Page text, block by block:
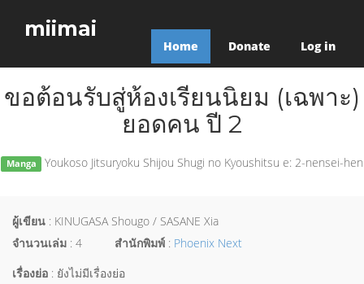
miimai
Home Donate Log in
ขอต้อนรับสู่ห้องเรียนนิยม (เฉพาะ)
ยอดคน ปี 2
Manga Youkoso Jitsuryoku Shijou Shugi no Kyoushitsu e: 2-nensei-hen
ผู้เขียน : KINUGASA Shougo / SASANE Xia
จำนวนเล่ม : 4 สำนักพิมพ์ : Phoenix Next
เรื่องย่อ : ยังไม่มีเรื่องย่อ